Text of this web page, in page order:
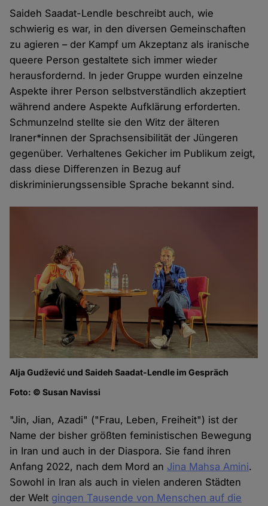
Saideh Saadat-Lendle beschreibt auch, wie
schwierig es war, in den diversen Gemeinschaften
zu agieren – der Kampf um Akzeptanz als iranische
queere Person gestaltete sich immer wieder
herausfordernd. In jeder Gruppe wurden einzelne
Aspekte ihrer Person selbstverständlich akzeptiert
während andere Aspekte Aufklärung erforderten.
Schmunzelnd stellte sie den Witz der älteren
Iraner*innen der Sprachsensibilität der Jüngeren
gegenüber. Verhaltenes Gekicher im Publikum zeigt,
dass diese Differenzen in Bezug auf
diskriminierungssensible Sprache bekannt sind.
Alja Gudžević und Saideh Saadat-Lendle im Gespräch
Foto: © Susan Navissi
"Jin, Jian, Azadi" ("Frau, Leben, Freiheit") ist der
Name der bisher größten feministischen Bewegung
in Iran und auch in der Diaspora. Sie fand ihren
Anfang 2022, nach dem Mord an Jina Mahsa Amini.
Sowohl in Iran als auch in vielen anderen Städten
der Welt gingen Tausende von Menschen auf die